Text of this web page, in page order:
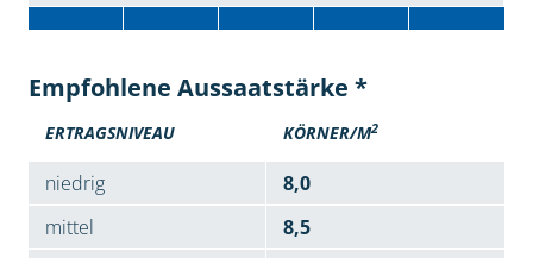
Empfohlene Aussaatstärke *
ERTRAGSNIVEAU KÖRNER/M2
niedrig
8,0
mittel
8,5